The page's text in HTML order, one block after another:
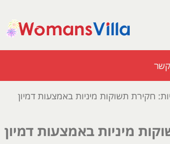
קשר
חקירת תשוקות מיניות באמצעות דמיון
מיניות באמצעות דמיון